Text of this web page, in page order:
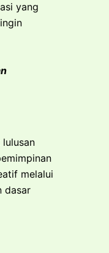
yang
melalui
dasar